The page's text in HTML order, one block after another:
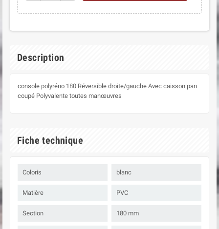
Description
console polyréno 180 Réversible droite/gauche Avec caisson pan
coupé Polyvalente toutes manœuvres
Fiche technique
Coloris blanc
Matière PVC
Section 180 mm